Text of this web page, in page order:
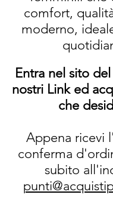
comfort,
moderno,
Entra nel sito
nostri Link ed
che
Appena ricevi
conferma
subito